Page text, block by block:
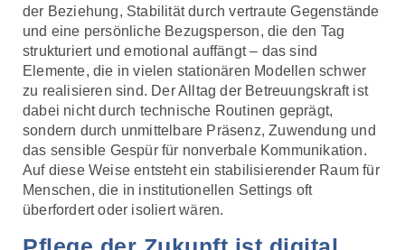
der Beziehung, Stabilität durch vertraute Gegenstände
und eine persönliche Bezugsperson, die den Tag
strukturiert und emotional auffängt – das sind
Elemente, die in vielen stationären Modellen schwer
zu realisieren sind. Der Alltag der Betreuungskraft ist
dabei nicht durch technische Routinen geprägt,
sondern durch unmittelbare Präsenz, Zuwendung und
das sensible Gespür für nonverbale Kommunikation.
Auf diese Weise entsteht ein stabilisierender Raum für
Menschen, die in institutionellen Settings oft
überfordert oder isoliert wären.